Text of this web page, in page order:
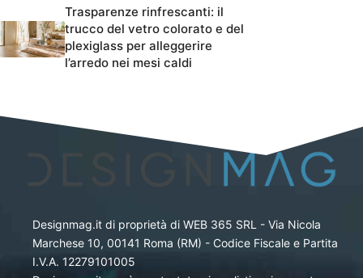
Trasparenze rinfrescanti: il
trucco del vetro colorato e del
plexiglass per alleggerire
l’arredo nei mesi caldi
Designmag.it di proprietà di WEB 365 SRL - Via Nicola
Marchese 10, 00141 Roma (RM) - Codice Fiscale e Partita
I.V.A. 12279101005